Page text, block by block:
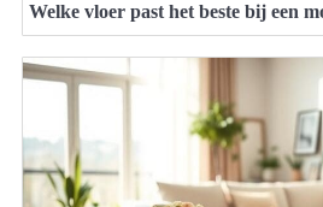
Welke vloer past het beste bij een